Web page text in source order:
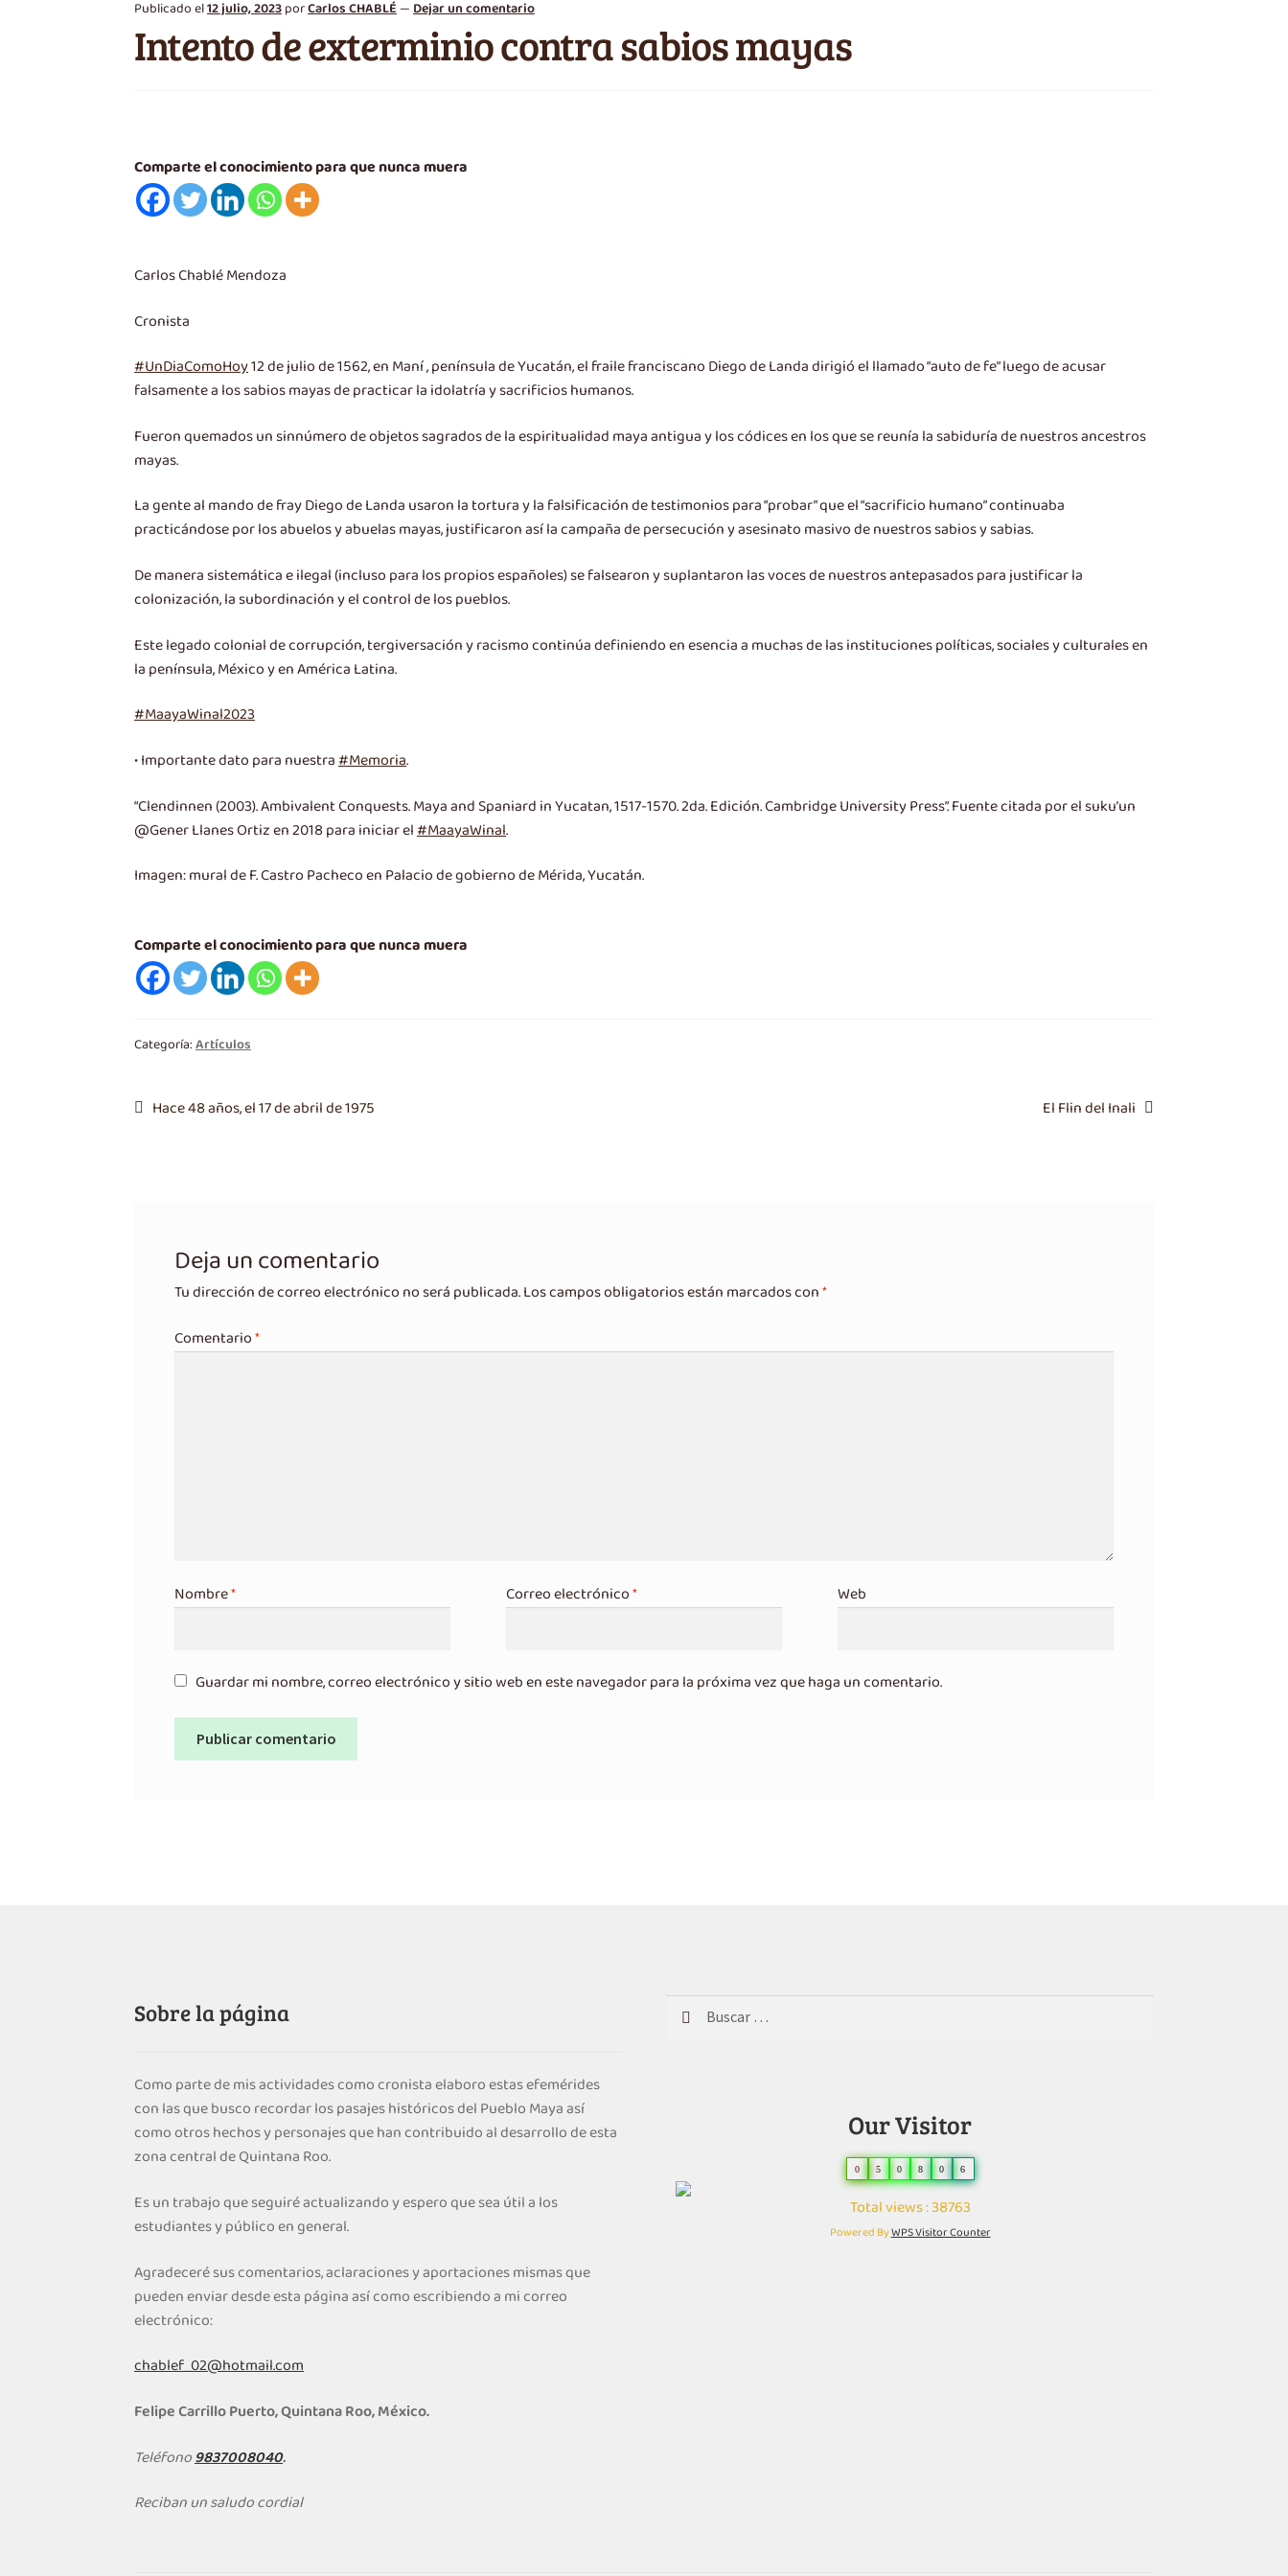
Publicado el12 julio, 2023porCarlos CHABLÉ—Dejar un comentario
Intento de exterminio contra sabios mayas
Comparte el conocimiento para que nunca muera
Carlos Chablé Mendoza
Cronista
#UnDiaComoHoy12 de julio de 1562, en Maní , península de Yucatán, el fraile franciscano Diego de Landa dirigió el llamado “auto de fe” luego de acusar
falsamente a los sabios mayas de practicar la idolatría y sacrificios humanos.
Fueron quemados un sinnúmero de objetos sagrados de la espiritualidad maya antigua y los códices en los que se reunía la sabiduría de nuestros ancestros
mayas.
La gente al mando de fray Diego de Landa usaron la tortura y la falsificación de testimonios para “probar” que el “sacrificio humano” continuaba
practicándose por los abuelos y abuelas mayas, justificaron así la campaña de persecución y asesinato masivo de nuestros sabios y sabias.
De manera sistemática e ilegal (incluso para los propios españoles) se falsearon y suplantaron las voces de nuestros antepasados para justificar la
colonización, la subordinación y el control de los pueblos.
Este legado colonial de corrupción, tergiversación y racismo continúa definiendo en esencia a muchas de las instituciones políticas, sociales y culturales en
la península, México y en América Latina.
#MaayaWinal2023
• Importante dato para nuestra#Memoria.
“Clendinnen (2003). Ambivalent Conquests. Maya and Spaniard in Yucatan, 1517-1570. 2da. Edición. Cambridge University Press”. Fuente citada por el suku’un
@Gener Llanes Ortiz en 2018 para iniciar el#MaayaWinal.
Imagen: mural de F. Castro Pacheco en Palacio de gobierno de Mérida, Yucatán.
Comparte el conocimiento para que nunca muera
Categoría:Artículos
Navegación
Entrada
Hace 48 años, el 17 de abril de 1975
Siguiente
El Flin del Inali
Deja un comentario
Tu dirección de correo electrónico no será publicada.Los campos obligatorios están marcados con*
Comentario*
Nombre* Correo electrónico* Web
Guardar mi nombre, correo electrónico y sitio web en este navegador para la próxima vez que haga un comentario.
Sobre la página
Como parte de mis actividades como cronista elaboro estas efemérides
con las que busco recordar los pasajes históricos del Pueblo Maya así
como otros hechos y personajes que han contribuido al desarrollo de esta
zona central de Quintana Roo.
Es un trabajo que seguiré actualizando y espero que sea útil a los
estudiantes y público en general.
Agradeceré sus comentarios, aclaraciones y aportaciones mismas que
pueden enviar desde esta página así como escribiendo a mi correo
electrónico:
chablef_02@hotmail.com
Felipe Carrillo Puerto, Quintana Roo, México.
Teléfono9837008040.
Reciban un saludo cordial
Buscar:
Our Visitor
0 5 0 8 0 6
Total views : 38763
Powered ByWPS Visitor Counter